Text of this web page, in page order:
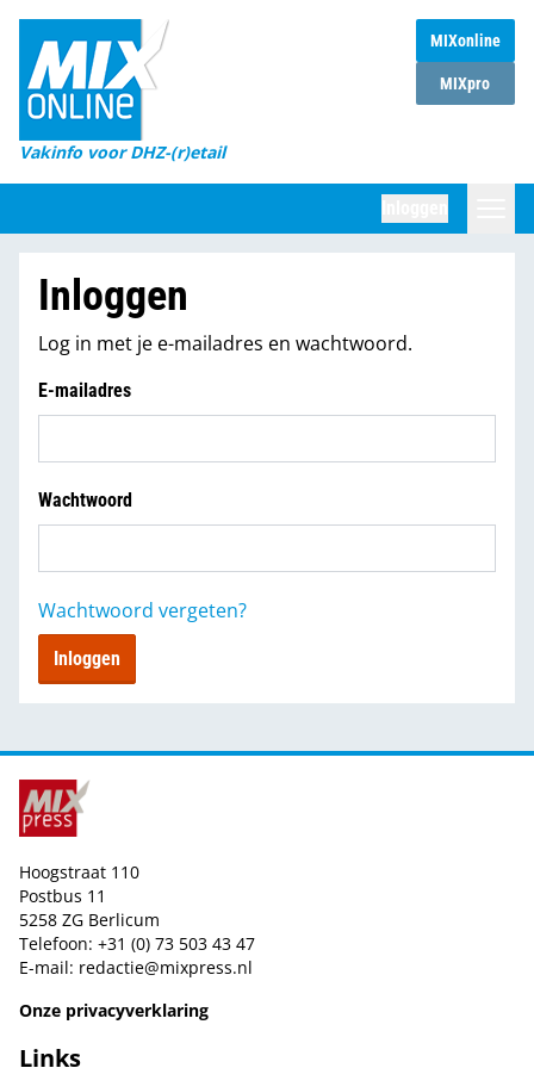
MIXonline
MIXpro
Vakinfo voor DHZ-(r)etail
Home
Magazines
DHZ Sessie
Marktcijfers
Word abonnee
Partners
Inloggen
Log in met je e-mailadres en wachtwoord.
E-mailadres
Wachtwoord
Wachtwoord vergeten?
Inloggen
Hoogstraat 110
Postbus 11
5258 ZG Berlicum
Telefoon: +31 (0) 73 503 43 47
E-mail: redactie@mixpress.nl
Onze privacyverklaring
Links